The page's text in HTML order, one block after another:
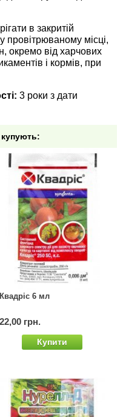
в закритій
провітрюваному місці,
окремо від харчових
і кормів, при
3 роки з дати
Квадріс 6 мл
22,00 грн.
Купити